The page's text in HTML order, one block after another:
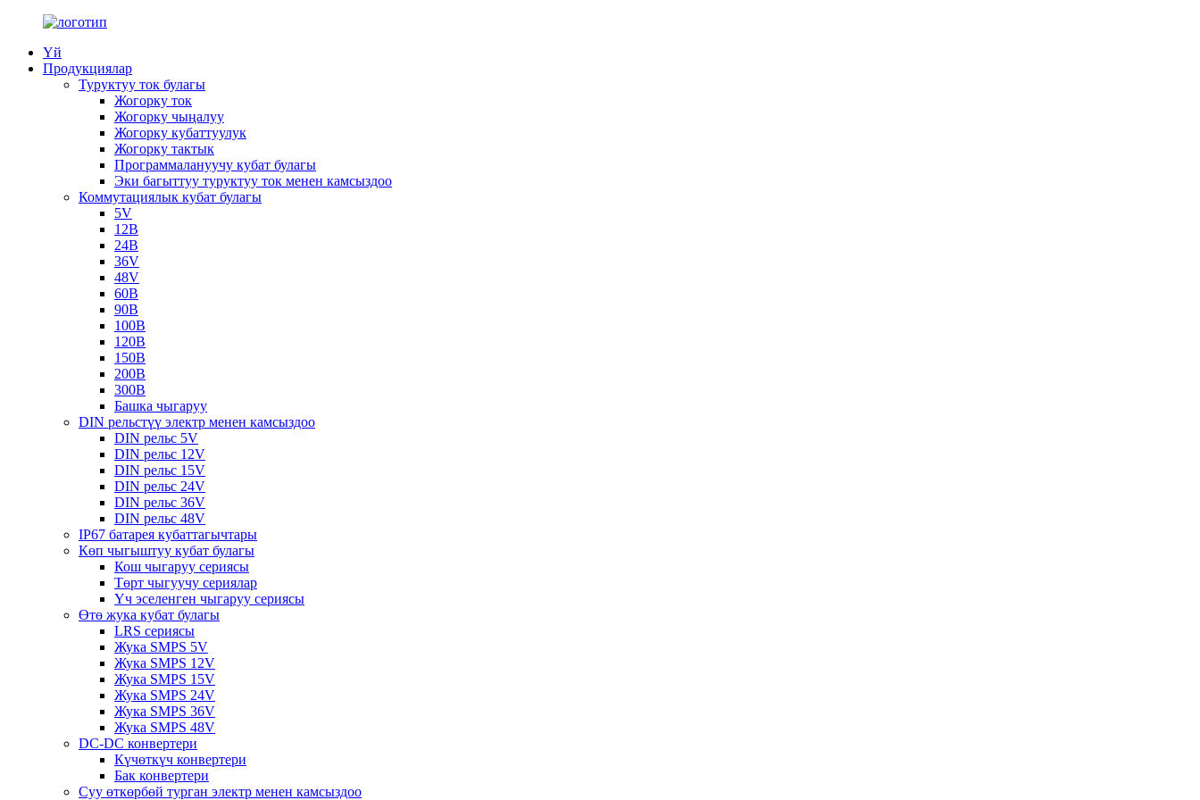
Үй
Продукциялар
Туруктуу ток булагы
Жогорку ток
Жогорку чыңалуу
Жогорку кубаттуулук
Жогорку тактык
Программалануучу кубат булагы
Эки багыттуу туруктуу ток менен камсыздоо
Коммутациялык кубат булагы
5V
12В
24В
36V
48V
60В
90В
100В
120В
150В
200В
300В
Башка чыгаруу
DIN рельстүү электр менен камсыздоо
DIN рельс 5V
DIN рельс 12V
DIN рельс 15V
DIN рельс 24V
DIN рельс 36V
DIN рельс 48V
IP67 батарея кубаттагычтары
Көп чыгыштуу кубат булагы
Кош чыгаруу сериясы
Төрт чыгуучу сериялар
Үч эселенген чыгаруу сериясы
Өтө жука кубат булагы
LRS сериясы
Жука SMPS 5V
Жука SMPS 12V
Жука SMPS 15V
Жука SMPS 24V
Жука SMPS 36V
Жука SMPS 48V
DC-DC конвертери
Күчөткүч конвертери
Бак конвертери
Суу өткөрбөй турган электр менен камсыздоо